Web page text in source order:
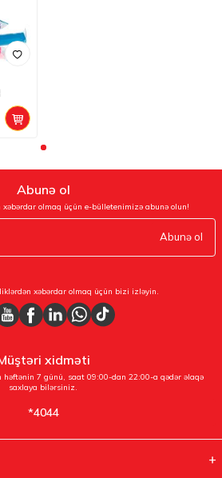
Abunə ol
olmaq üçün e-bülletenimizə abunə olun!
Abunə ol
xəbərdar olmaq üçün bizi izləyin.
xidməti
7 günü, saat 09:00-dan 22:00-a qədər əlaqə
saxlaya bilərsiniz.
*4044